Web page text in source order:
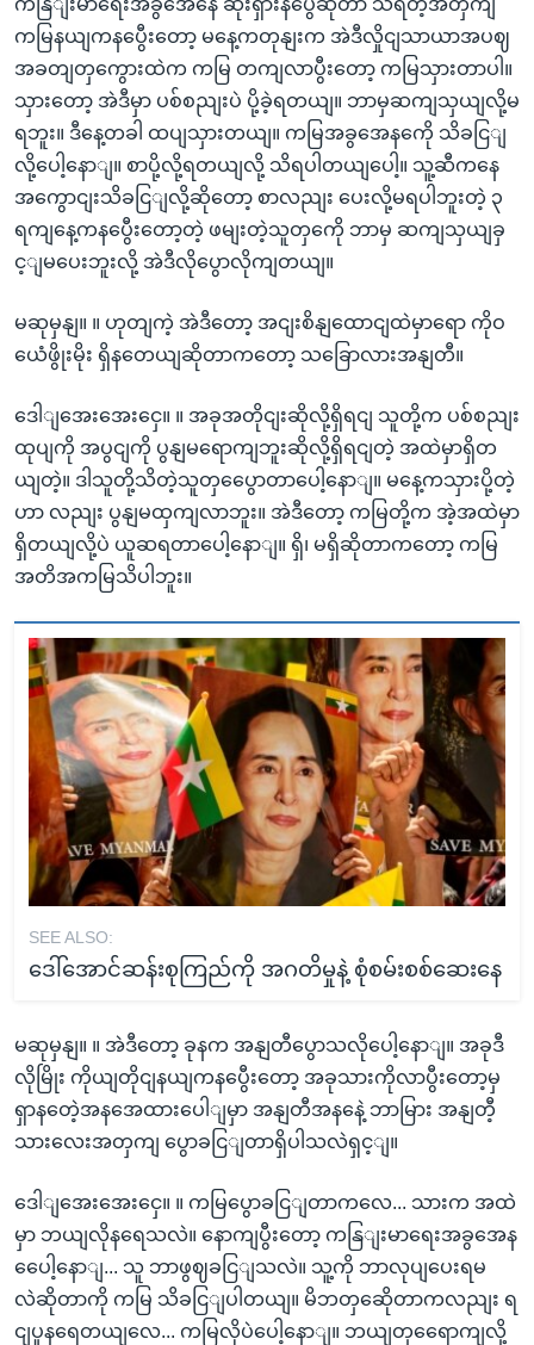
ကမြနယျကနပွေီးတော့ မနေ့ကတုနျးက အဲဒီလှိုငျသာယာအပဈ
အခတျတှကွေားထဲက ကမြ တကျလာပွီးတော့ ကမြသှားတာပါ။
သှားတော့ အဲဒီမှာ ပစ်စညျးပဲ ပို့ခဲ့ရတယျ။ ဘာမှဆကျသှယျလို့မ
ရဘူး။ ဒီနေ့တခါ ထပျသှားတယျ။ ကမြအခွအေနကေို သိခငြျ
လို့ပေါ့နောျ။ စာပို့လို့ရတယျလို့ သိရပါတယျပေါ့။ သူ့ဆီကနေ
အကွောငျးသိခငြျလို့ဆိုတော့ စာလညျး ပေးလို့မရပါဘူးတဲ့ ၃
ရကျနေ့ကနပွေီးတော့တဲ့ ဖမျးတဲ့သူတှကေို ဘာမှ ဆကျသှယျခှ
င့ျမပေးဘူးလို့ အဲဒီလိုပွောလိုကျတယျ။
မဆုမှနျ။ ။ ဟုတျကဲ့ အဲဒီတော့ အငျးစိနျထောငျထဲမှာရော ကိုဝ
ယေံဖွိုးမိုး ရှိနတေယျဆိုတာကတော့ သခြောလားအနျတီ။
ဒေါျအေးအေးငှေ။ ။ အခုအတိုငျးဆိုလို့ရှိရငျ သူတို့က ပစ်စညျး
ထုပျကို အပွငျကို ပွနျမရောကျဘူးဆိုလို့ရှိရငျတဲ့ အထဲမှာရှိတ
ယျတဲ့။ ဒါသူတို့သိတဲ့သူတှပွေောတာပေါ့နောျ။ မနေ့ကသှားပို့တဲ့
ဟာ လညျး ပွနျမထှကျလာဘူး။ အဲဒီတော့ ကမြတို့က အဲ့အထဲမှာ
ရှိတယျလို့ပဲ ယူဆရတာပေါ့နောျ။ ရှိ၊ မရှိဆိုတာကတော့ ကမြ
အတိအကမြသိပါဘူး။
SEE ALSO:
ဒေါ်အောင်ဆန်းစုကြည်ကို အဂတိမှုနဲ့ စုံစမ်းစစ်ဆေးနေ
မဆုမှနျ။ ။ အဲဒီတော့ ခုနက အနျတီပွောသလိုပေါ့နောျ။ အခုဒီ
လိုမြိုး ကိုယျတိုငျနယျကနပွေီးတော့ အခုသားကိုလာပွီးတော့မှ
ရှာနတေဲ့အနအေထားပေါျမှာ အနျတီအနနေဲ့ ဘာမြား အနျတီ့
သားလေးအတှကျ ပွောခငြျတာရှိပါသလဲရှင့ျ။
ဒေါျအေးအေးငှေ။ ။ ကမြပွောခငြျတာကလေ... သားက အထဲ
မှာ ဘယျလိုနရေသလဲ။ နောကျပွီးတော့ ကနြျးမာရေးအခွအေန
ပေေါ့နောျ... သူ ဘာဖွဈခငြျသလဲ။ သူ့ကို ဘာလုပျပေးရမ
လဲဆိုတာကို ကမြ သိခငြျပါတယျ။ မိဘတှဆေိုတာကလညျး ရ
ငျပူနရေတယျလေ... ကမြလိုပဲပေါ့နောျ။ ဘယျတှရေောကျလို့